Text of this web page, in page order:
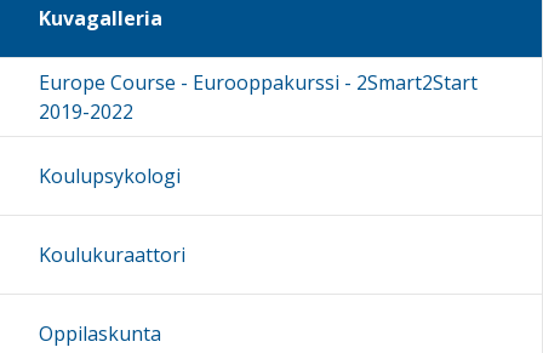
Kuvagalleria
Europe Course - Eurooppakurssi - 2Smart2Start
2019-2022
Koulupsykologi
Koulukuraattori
Oppilaskunta